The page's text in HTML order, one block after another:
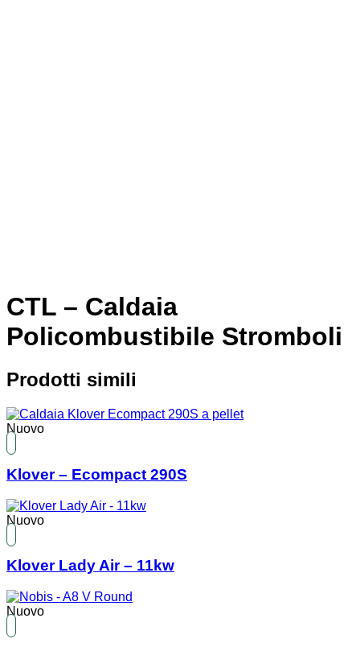
CTL – Caldaia
Policombustibile Stromboli
Prodotti simili
Nuovo
Klover – Ecompact 290S
Nuovo
Klover Lady Air – 11kw
Nuovo